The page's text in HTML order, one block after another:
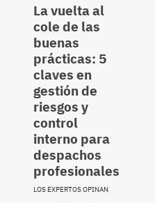
La vuelta al
cole de las
buenas
prácticas: 5
claves en
gestión de
riesgos y
control
interno para
despachos
profesionales
LOS EXPERTOS OPINAN